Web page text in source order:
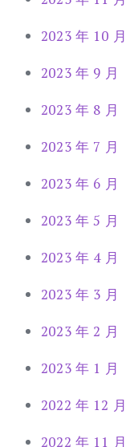
2023 年 10 月
2023 年 9 月
2023 年 8 月
2023 年 7 月
2023 年 6 月
2023 年 5 月
2023 年 4 月
2023 年 3 月
2023 年 2 月
2023 年 1 月
2022 年 12 月
2022 年 11 月